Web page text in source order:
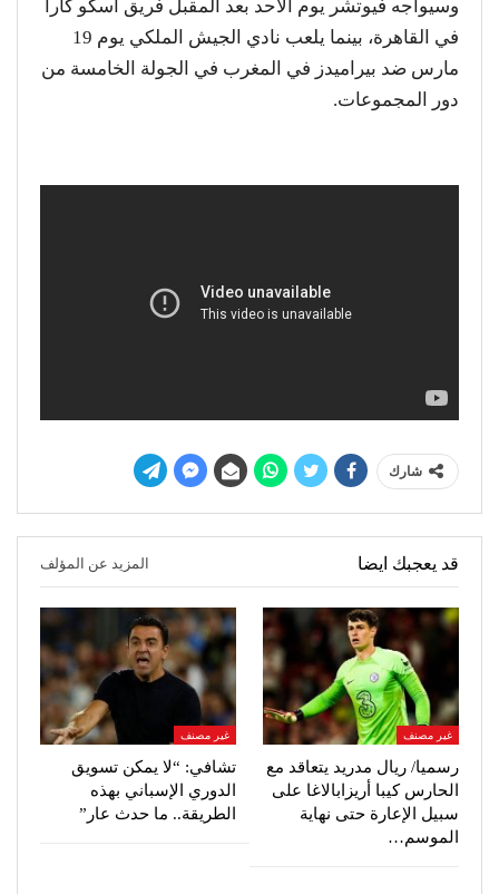
وسيواجه فيوتشر يوم الأحد بعد المقبل فريق أسكو كارا
في القاهرة، بينما يلعب نادي الجيش الملكي يوم 19
مارس ضد بيراميدز في المغرب في الجولة الخامسة من
دور المجموعات.
شارك
قد يعجبك ايضا المزيد عن المؤلف
غير مصنف
رسميا/ ريال مدريد يتعاقد مع
الحارس كيبا أريزابالاغا على
سبيل الإعارة حتى نهاية
الموسم…
غير مصنف
تشافي: “لا يمكن تسويق
الدوري الإسباني بهذه
الطريقة.. ما حدث عار”